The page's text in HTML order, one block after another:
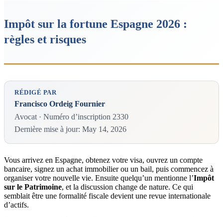
Impôt sur la fortune Espagne 2026 :
règles et risques
RÉDIGÉ PAR
Francisco Ordeig Fournier
Avocat · Numéro d’inscription 2330
Dernière mise à jour: May 14, 2026
Vous arrivez en Espagne, obtenez votre visa, ouvrez un compte
bancaire, signez un achat immobilier ou un bail, puis commencez à
organiser votre nouvelle vie. Ensuite quelqu’un mentionne l’Impôt
sur le Patrimoine, et la discussion change de nature. Ce qui
semblait être une formalité fiscale devient une revue internationale
d’actifs.